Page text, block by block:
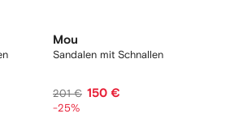
Mou
Sandalen mit Schnallen
201 € 150 €
-25%